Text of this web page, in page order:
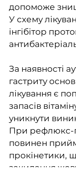
допоможе
У схему
інгібітор
За наявності
гастриту
лікування є
запасів
уникнути
При рефлюкс-
повинен
прокінетики,
закидання